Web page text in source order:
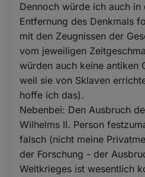
Dennoch würde ich auch in
Entfernung des Denkmals
mit den Zeugnissen der
vom jeweiligen
würden auch keine antiken
weil sie von Sklaven
hoffe ich das).
Nebenbei: Den Ausbruch
Wilhelms II. Person
falsch (nicht meine
der Forschung - der
Weltkrieges ist wesentlich